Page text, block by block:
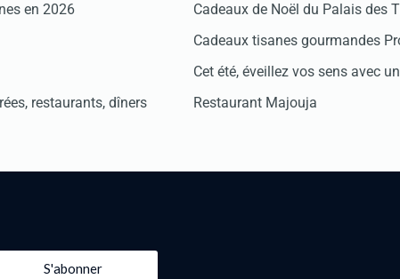
en 2026
restaurants, dîners
Cadeaux de Noël du Palais des
Cadeaux tisanes gourmandes
Cet été, éveillez vos sens avec
Restaurant Majouja
S'abonner